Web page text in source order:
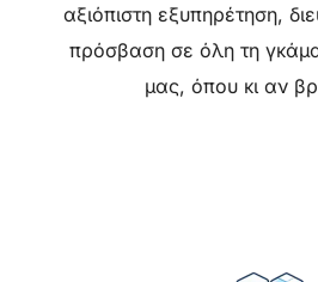
αξιόπιστη εξυπηρέτηση,
πρόσβαση σε όλη τη
μας, όπου κι αν